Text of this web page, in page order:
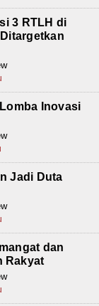
3 RTLH di
Inovasi
Jadi Duta
dan
Rakyat